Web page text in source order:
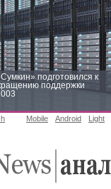
подготовился к
поддержки
Mobile Android Light